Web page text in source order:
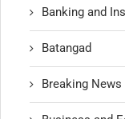
Banking and
Batangad
Breaking News